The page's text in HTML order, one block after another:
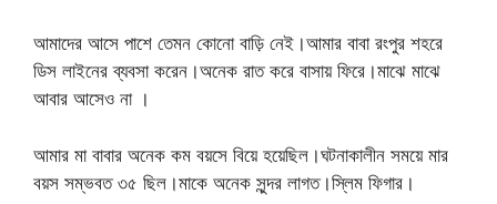
আমাদের আসে পাশে তেমন কোনো বাড়ি নেই।আমার বাবা রংপুর শহরে
ডিস লাইনের ব্যবসা করেন।অনেক রাত করে বাসায় ফিরে।মাঝে মাঝে
আবার আসেও না ।
আমার মা বাবার অনেক কম বয়সে বিয়ে হয়েছিল।ঘটনাকালীন সময়ে মার
বয়স সম্ভবত ৩৫ ছিল।মাকে অনেক সুন্দর লাগত।স্লিম ফিগার।